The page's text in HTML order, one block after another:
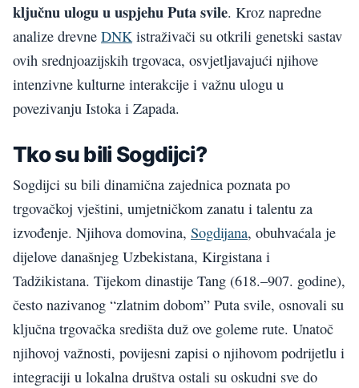
ključnu ulogu u uspjehu Puta svile. Kroz napredne
analize drevne DNKistraživači su otkrili genetski sastav
ovih srednjoazijskih trgovaca, osvjetljavajući njihove
intenzivne kulturne interakcije i važnu ulogu u
povezivanju Istoka i Zapada.
Tko su bili Sogdijci?
Sogdijci su bili dinamična zajednica poznata po
trgovačkoj vještini, umjetničkom zanatu i talentu za
izvođenje. Njihova domovina, Sogdijana, obuhvaćala je
dijelove današnjeg Uzbekistana, Kirgistana i
Tadžikistana. Tijekom dinastije Tang (618.–907. godine),
često nazivanog “zlatnim dobom” Puta svile, osnovali su
ključna trgovačka središta duž ove goleme rute. Unatoč
njihovoj važnosti, povijesni zapisi o njihovom podrijetlu i
integraciji u lokalna društva ostali su oskudni sve do